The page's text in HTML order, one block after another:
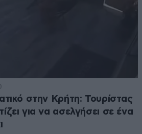
στην Κρήτη: Τουρίστας
για να ασελγήσει σε ένα